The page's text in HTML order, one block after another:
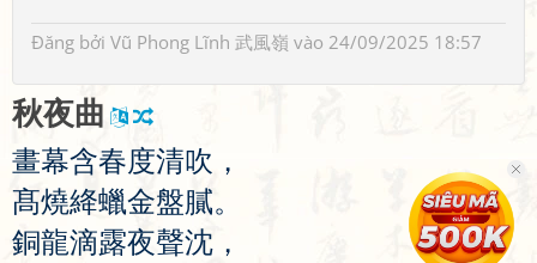
Đăng bởi Vũ Phong Lĩnh 武風嶺 vào 24/09/2025 18:57
秋夜曲
畫幕含春度清吹 ，
髙燒絳蠟金盤膩。
銅龍滴露夜聲沈 ，